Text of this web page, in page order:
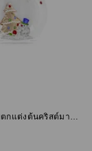
กแต่งต้นคริสต์มาส